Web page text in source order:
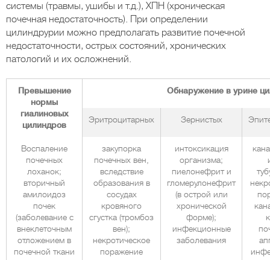
системы (травмы, ушибы и т.д.), ХПН (хроническая
почечная недостаточность). При определении
цилиндрурии можно предполагать развитие почечной
недостаточности, острых состояний, хронических
патологий и их осложнений.
Превышение
нормы
гиалиновых
цилиндров
Обнаружение в урине
Эритроцитарных Зернистых
Воспаление
почечных
лоханок;
вторичный
амилоидоз
почек
(заболевание с
внеклеточным
отложением в
почечной ткани
закупорка
почечных вен,
вследствие
образования в
сосудах
кровяного
сгустка (тромбоз
вен);
некротическое
поражение
интоксикация
организма;
пиелонефрит и
гломерулонефрит
(в острой или
хронической
форме);
инфекционные
заболевания